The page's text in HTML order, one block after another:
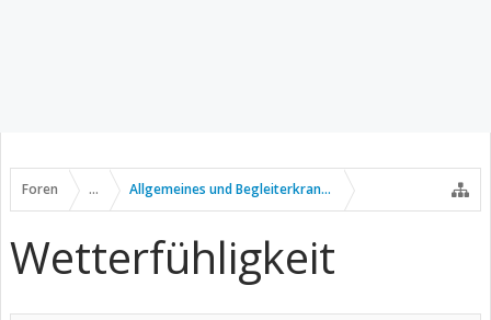
Foren ... Allgemeines und Begleiterkrankungen
Wetterfühligkeit